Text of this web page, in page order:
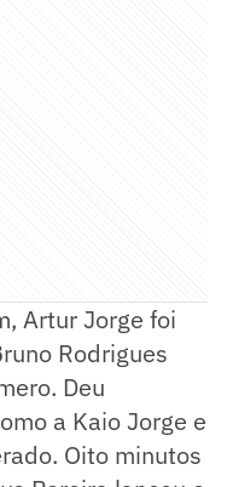
Artur Jorge foi
Rodrigues
Deu
a Kaio Jorge e
Oito minutos